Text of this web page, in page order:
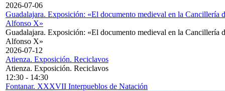
2026-07-06
Guadalajara. Exposición: «El documento medieval en la Cancillería
Alfonso X»
Guadalajara. Exposición: «El documento medieval en la Cancillería
Alfonso X»
2026-07-12
Atienza. Exposición. Reciclavos
Atienza. Exposición. Reciclavos
12:30 - 14:30
Fontanar. XXXVII Interpueblos de Natación